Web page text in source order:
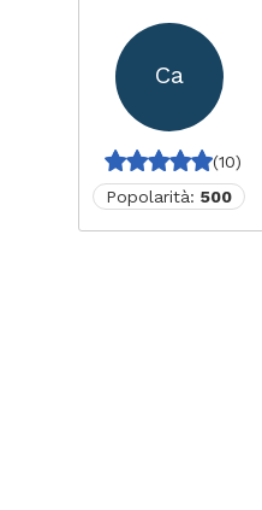
Ca
(10)
Popolarità: 500